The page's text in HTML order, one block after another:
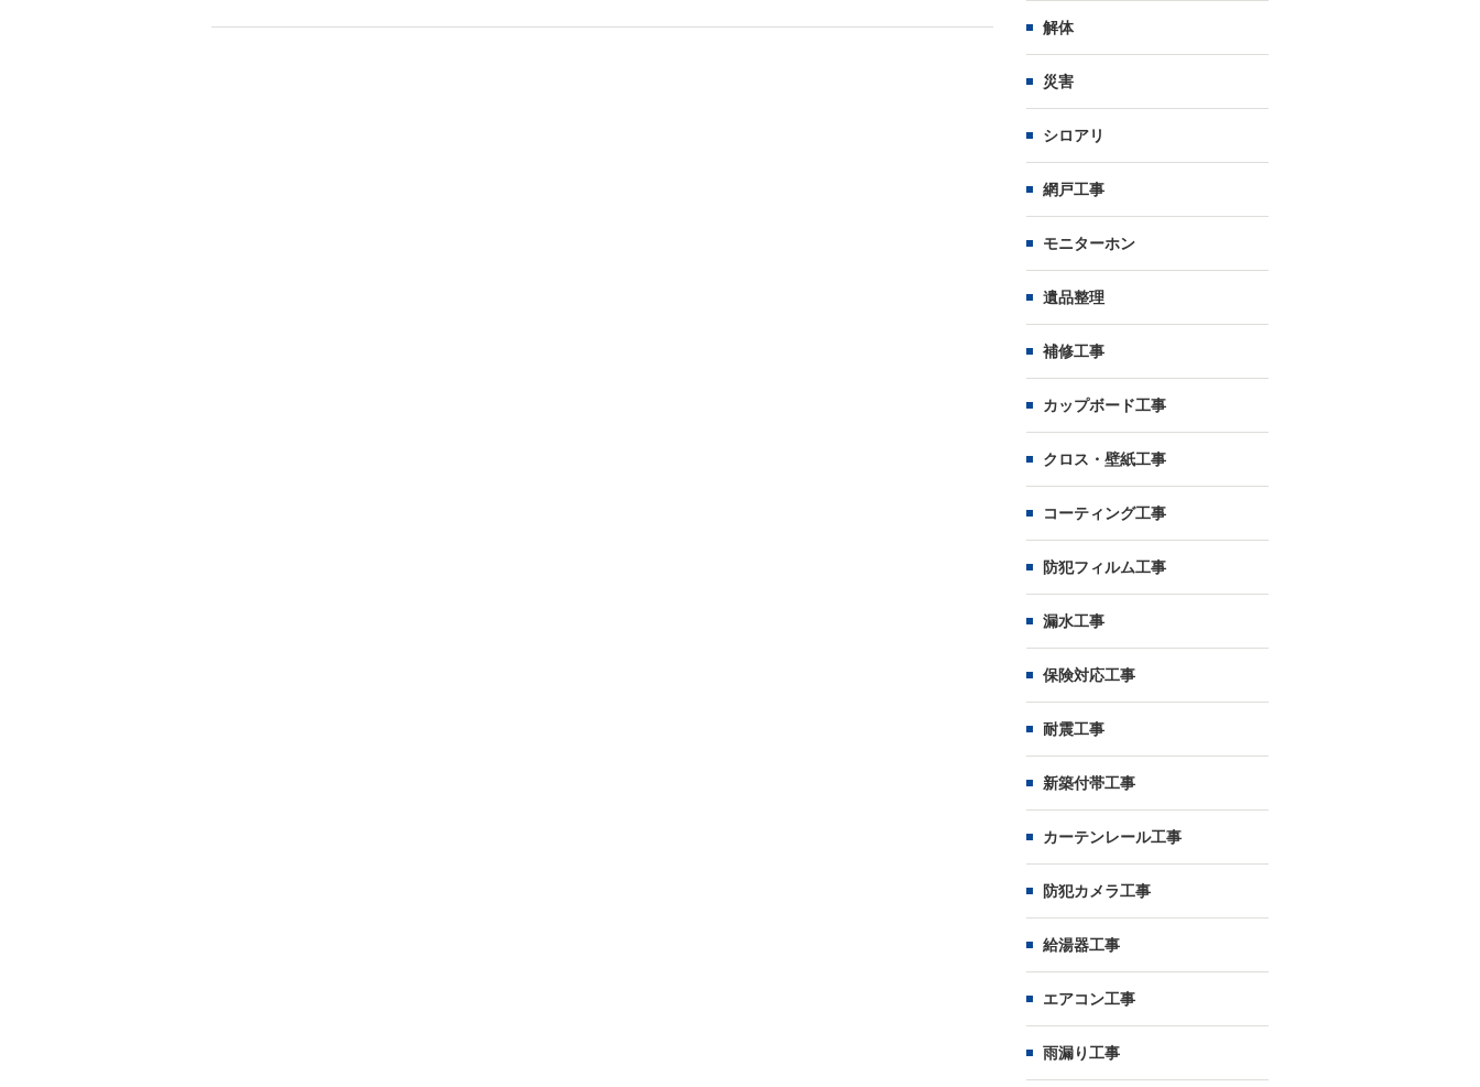
解体
災害
シロアリ
網戸工事
モニターホン
遺品整理
補修工事
カップボード工事
クロス・壁紙工事
コーティング工事
防犯フィルム工事
漏水工事
保険対応工事
耐震工事
新築付帯工事
カーテンレール工事
防犯カメラ工事
給湯器工事
エアコン工事
雨漏り工事